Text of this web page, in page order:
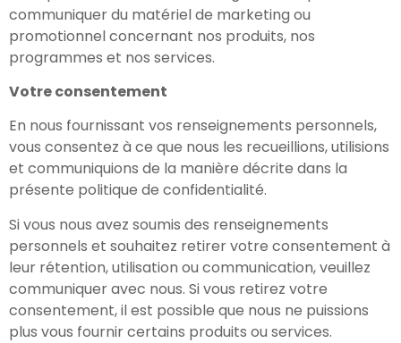
communiquer du matériel de marketing ou
promotionnel concernant nos produits, nos
programmes et nos services.
Votre consentement
En nous fournissant vos renseignements personnels,
vous consentez à ce que nous les recueillions, utilisions
et communiquions de la manière décrite dans la
présente politique de confidentialité.
Si vous nous avez soumis des renseignements
personnels et souhaitez retirer votre consentement à
leur rétention, utilisation ou communication, veuillez
communiquer avec nous. Si vous retirez votre
consentement, il est possible que nous ne puissions
plus vous fournir certains produits ou services.